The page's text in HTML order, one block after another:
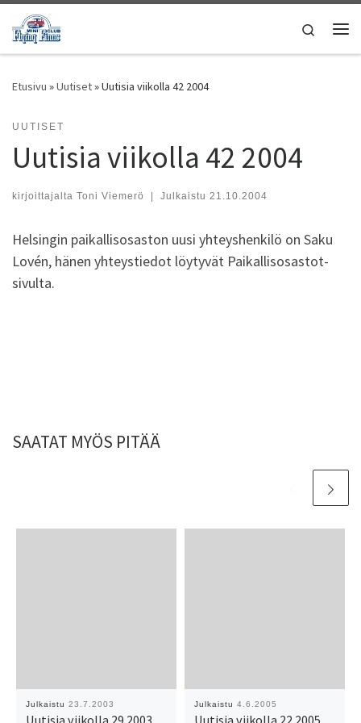
Skip to content
Search
Etusivu »Uutiset»Uutisia viikolla 42 2004
UUTISET
Uutisia viikolla 42 2004
kirjoittajalta Toni Viemerö | Julkaistu 21.10.2004
Helsingin paikallisosaston uusi yhteyshenkilö on Saku
Lovén, hänen yhteystiedot löytyvät Paikallisosastot-
sivulta.
SAATAT MYÖS PITÄÄ
Julkaistu 23.7.2003 Julkaistu 4.6.2005